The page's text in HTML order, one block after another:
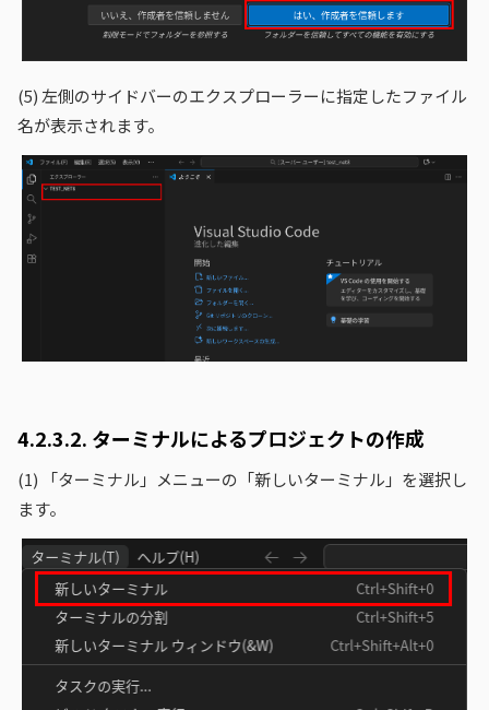
(5) 左側のサイドバーのエクスプローラーに指定したファイル
名が表示されます。
4.2.3.2. ターミナルによるプロジェクトの作成
(1)
「ターミナル」メニューの「新しいターミナル」を選択し
ます。